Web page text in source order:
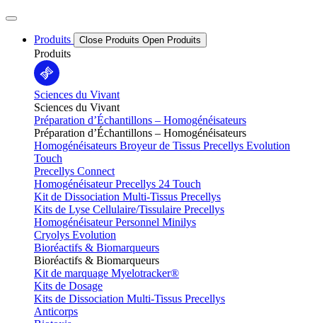
Produits Close Produits Open Produits
Produits
Sciences du Vivant
Sciences du Vivant
Préparation d’Échantillons – Homogénéisateurs
Préparation d’Échantillons – Homogénéisateurs
Homogénéisateurs Broyeur de Tissus Precellys Evolution
Touch
Precellys Connect
Homogénéisateur Precellys 24 Touch
Kit de Dissociation Multi-Tissus Precellys
Kits de Lyse Cellulaire/Tissulaire Precellys
Homogénéisateur Personnel Minilys
Cryolys Evolution
Bioréactifs & Biomarqueurs
Bioréactifs & Biomarqueurs
Kit de marquage Myelotracker®
Kits de Dosage
Kits de Dissociation Multi-Tissus Precellys
Anticorps